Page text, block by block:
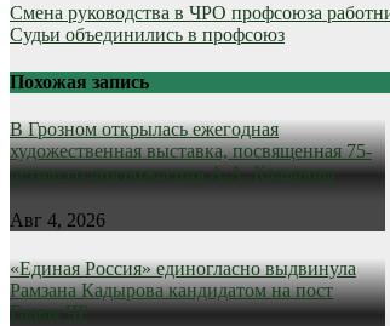
Смена руководства в ЧРО профсоюза
Судьи объединились в профсоюз
Похожая запись
В Грозном открылась ежегодная
художественная выставка, посвященная 75-
летию со дня рождения А.А. Кадырова
Авг 4, 2026
«Единая Россия» единогласно выдвинула
Рамзана Кадырова кандидатом на пост
Главы ЧР